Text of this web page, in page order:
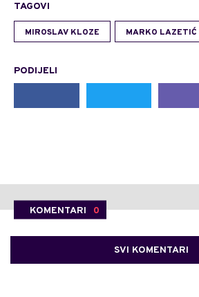
TAGOVI
MIROSLAV KLOZE MARKO LAZETIĆ
PODIJELI
KOMENTARI 0
SVI KOMENTARI